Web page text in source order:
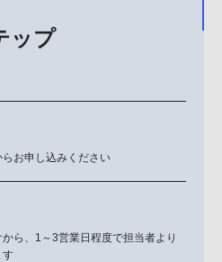
ップ
らお申し込みください
ら、1～3営業日程度で担当者より
す